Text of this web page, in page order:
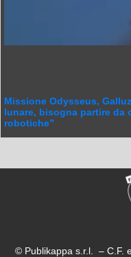
Missione Odysseus,
lunare, bisogna partire da
robotiche”
© Publikappa s.r.l. – C.F.